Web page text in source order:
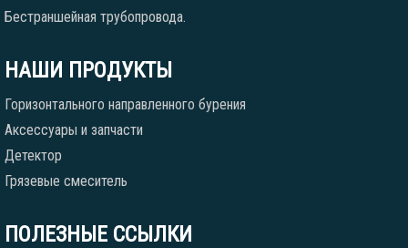
Бестраншейная трубопровода.
НАШИ ПРОДУКТЫ
Горизонтального направленного бурения
Аксессуары и запчасти
Детектор
Грязевые смеситель
ПОЛЕЗНЫЕ ССЫЛКИ